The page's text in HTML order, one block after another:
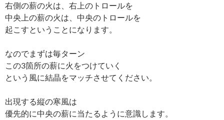
右側の薪の火は、右上のトロールを
中央上の薪の火は、中央のトロールを
起こすということになります。
なのでまずは毎ターン
この3箇所の薪に火をつけていく
という風に結晶をマッチさせてください。
出現する縦の寒風は
優先的に中央の薪に当たるように意識します。